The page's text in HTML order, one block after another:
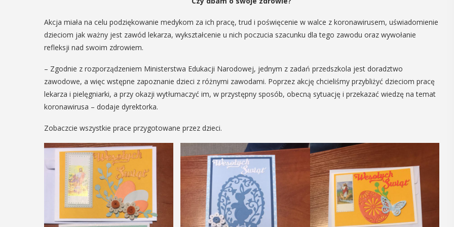
Akcja miała na celu podziękowanie medykom za ich pracę, trud i poświęcenie w walce z koronawirusem, uświadomienie
dzieciom jak ważny jest zawód lekarza, wykształcenie u nich poczucia szacunku dla tego zawodu oraz wywołanie
refleksji nad swoim zdrowiem.
– Zgodnie z rozporządzeniem Ministerstwa Edukacji Narodowej, jednym z zadań przedszkola jest doradztwo
zawodowe, a więc wstępne zapoznanie dzieci z różnymi zawodami. Poprzez akcję chcieliśmy przybliżyć dzieciom pracę
lekarza i pielęgniarki, a przy okazji wytłumaczyć im, w przystępny sposób, obecną sytuację i przekazać wiedzę na temat
koronawirusa – dodaje dyrektorka.
Zobaczcie wszystkie prace przygotowane przez dzieci.
i
wakacji, czyli 29-30
Myślenicach odbędzie się
Turnieju Myślimira.
organizowane przez
15 MAJ
17:00 - 23:00
Noc Muzeów 2026
Niepodległości w Myślenicach
Między godz. 17 a 23 na przybyłych
będą czekały różne atrakcje. Program ...
POKAŻ SZCZEGÓŁY
15
Noc Muzeów w
Magistracie
kiedy znane miejsca pokazują się z
zupełnie innej ...
POKAŻ SZCZEGÓŁY